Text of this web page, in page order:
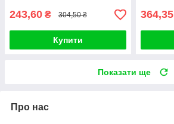
243,60 ₴ 304,50 ₴
Купити
364,35
Показати ще
Про нас